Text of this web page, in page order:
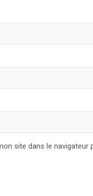
site dans le navigateur